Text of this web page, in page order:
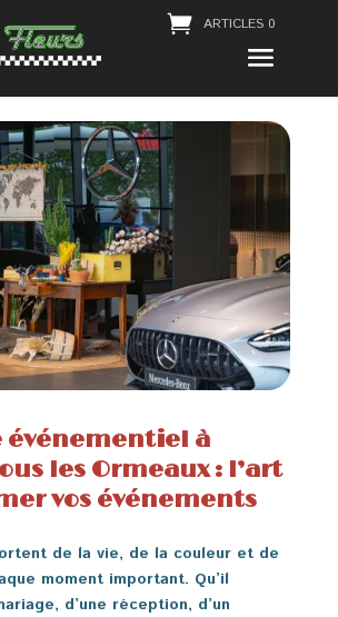
ARTICLES 0
événementiel à
les Ormeaux : l’art
vos événements
de la vie, de la couleur et de
moment important. Qu’il
d’une réception, d’un